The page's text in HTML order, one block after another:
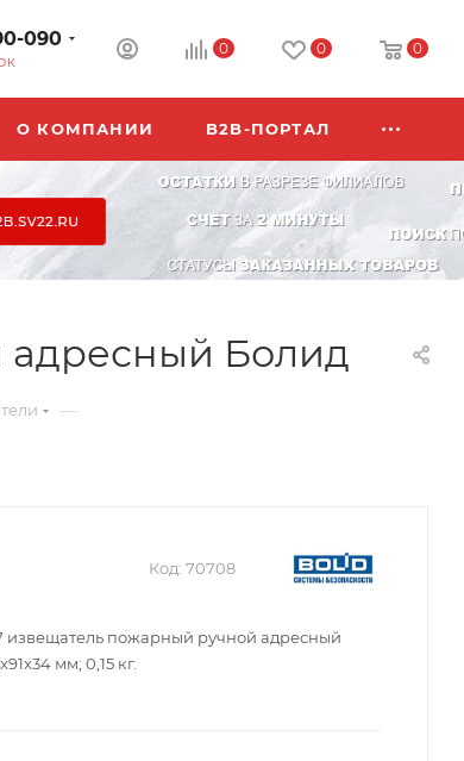
090 0 0 0
О КОМПАНИИ B2B-ПОРТАЛ
адресный Болид
—
Код: 70708
извещатель пожарный ручной адресный
мм; 0,15 кг.